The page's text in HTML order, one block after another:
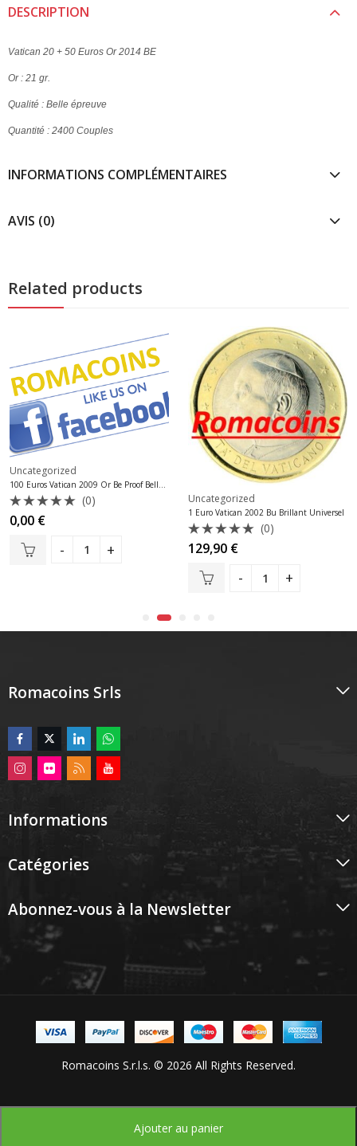
Ajouter au panier
DESCRIPTION
Vatican 20 + 50 Euros Or 2014 BE
Or : 21 gr.
Qualité : Belle épreuve
Quantité : 2400 Couples
INFORMATIONS COMPLÉMENTAIRES
AVIS (0)
Related products
Uncategorized
Note
0
sur
(0)
0,00 €
Uncategorized
1 Euro Vatican 2002 Bu Brillant Universel
Note
0
sur
(0)
129,90 €
Romacoins Srls
Informations
Catégories
Abonnez-vous à la Newsletter
Romacoins S.r.l.s. © 2026 All Rights Reserved.